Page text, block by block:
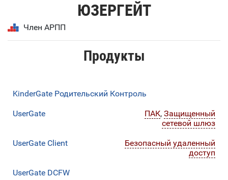
ЮЗЕРГЕЙТ
Член АРПП
Продукты
KinderGate Родительский Контроль
UserGate ПАК, Защищенный
сетевой шлюз
UserGate Client
Безопасный удаленный
доступ
UserGate DCFW